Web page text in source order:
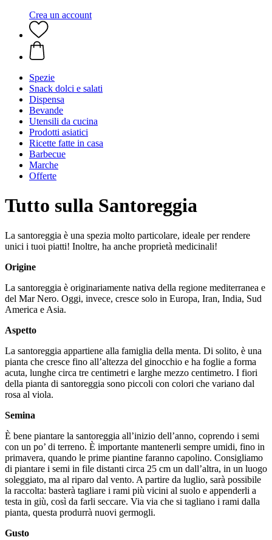
Crea un account
Spezie
Snack dolci e salati
Dispensa
Bevande
Utensili da cucina
Prodotti asiatici
Ricette fatte in casa
Barbecue
Marche
Offerte
Tutto sulla Santoreggia
La santoreggia è una spezia molto particolare, ideale per rendere
unici i tuoi piatti! Inoltre, ha anche proprietà medicinali!
Origine
La santoreggia è originariamente nativa della regione mediterranea e
del Mar Nero. Oggi, invece, cresce solo in Europa, Iran, India, Sud
America e Asia.
Aspetto
La santoreggia appartiene alla famiglia della menta. Di solito, è una
pianta che cresce fino all’altezza del ginocchio e ha foglie a forma
acuta, lunghe circa tre centimetri e larghe mezzo centimetro. I fiori
della pianta di santoreggia sono piccoli con colori che variano dal
rosa al viola.
Semina
È bene piantare la santoreggia all’inizio dell’anno, coprendo i semi
con un po’ di terreno. È importante mantenerli sempre umidi, fino in
primavera, quando le prime piantine faranno capolino. Consigliamo
di piantare i semi in file distanti circa 25 cm un dall’altra, in un luogo
soleggiato, ma al riparo dal vento. A partire da luglio, sarà possibile
la raccolta: basterà tagliare i rami più vicini al suolo e appenderli a
testa in giù, così da farli seccare. Via via che si tagliano i rami dalla
pianta, questa produrrà nuovi germogli.
Gusto